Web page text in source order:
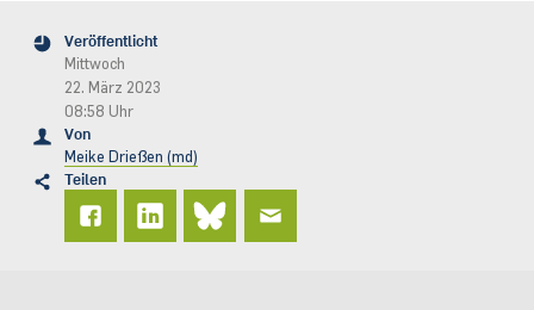
Veröffentlicht
Mittwoch
22. März 2023
08:58 Uhr
Von
Meike Drießen (md)
Teilen